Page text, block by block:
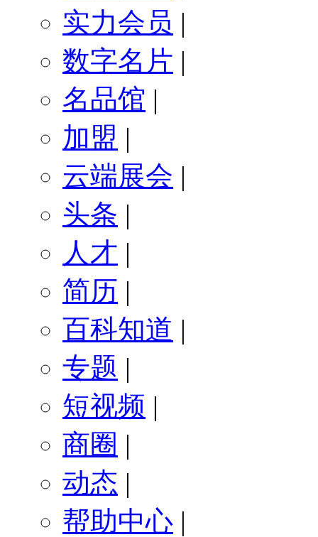
实力会员 |
数字名片 |
名品馆 |
加盟 |
云端展会 |
头条 |
人才 |
简历 |
百科知道 |
专题 |
短视频 |
商圈 |
动态 |
帮助中心 |